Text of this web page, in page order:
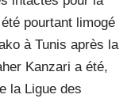
pourtant limogé
à Tunis après la
Kanzari a été,
la Ligue des